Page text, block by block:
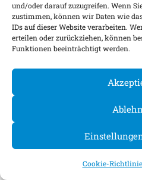
und/oder darauf zuzugreifen. Wenn
zustimmen, können wir Daten wie
IDs auf dieser Website verarbeiten.
erteilen oder zurückziehen, können
Funktionen beeinträchtigt werden.
Cookie-Richtlinie